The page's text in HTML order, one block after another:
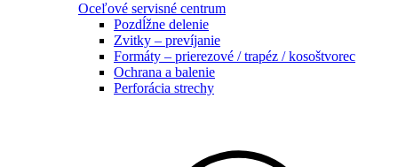
Oceľové servisné centrum
Pozdĺžne delenie
Zvitky – prevíjanie
Formáty – prierezové / trapéz / kosoštvorec
Ochrana a balenie
Perforácia strechy